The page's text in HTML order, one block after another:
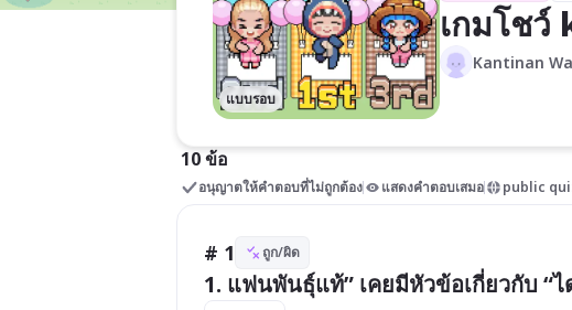
แบบรอบ
เกมโช
Kantinan
10 ข้อ
อนุญาตให้คำตอบที่ไม่ถูกต้อง แสดงคำตอบเสมอ public
# 1 ถูก/ผิด
1. แฟนพันธุ์แท้” เคยมีหัวข้อเกี่ยวกับ “ไ